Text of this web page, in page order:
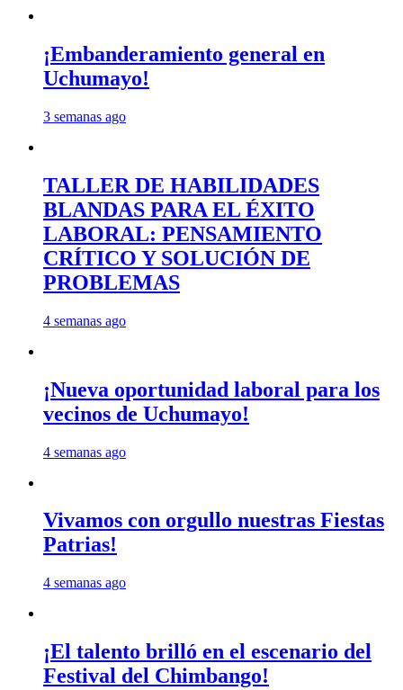
¡Embanderamiento general en
Uchumayo!
3 semanas ago
TALLER DE HABILIDADES
BLANDAS PARA EL ÉXITO
LABORAL: PENSAMIENTO
CRÍTICO Y SOLUCIÓN DE
PROBLEMAS
4 semanas ago
¡Nueva oportunidad laboral para los
vecinos de Uchumayo!
4 semanas ago
Vivamos con orgullo nuestras Fiestas
Patrias!
4 semanas ago
¡El talento brilló en el escenario del
Festival del Chimbango!